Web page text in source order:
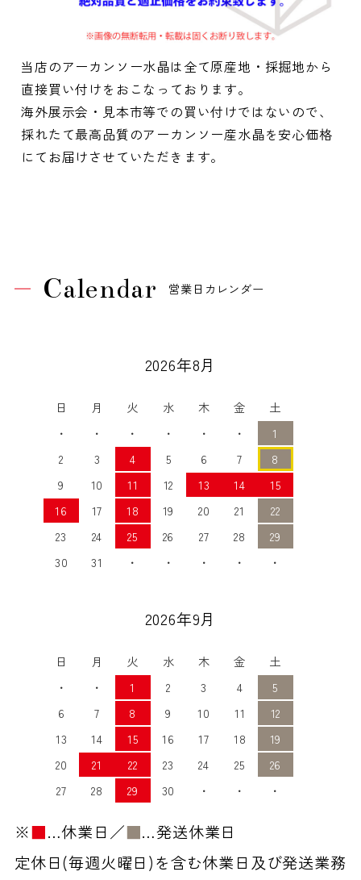
当店のアーカンソー水晶は全て原産地・採掘地から
直接買い付けをおこなっております。
海外展示会・見本市等での買い付けではないので、
採れたて最高品質のアーカンソー産水晶を安心価格
にてお届けさせていただきます。
Calendar 営業日カレンダー
2026年8月
日 月 火 水 木 金
土
・
・ ・ ・ ・ ・
1
2
3 4 5 6 7
8
9
10 11 12 13 14
15
16
17 18 19 20 21
22
23
24 25 26 27 28
29
30
31 ・ ・ ・ ・ ・
2026年9月
日 月 火 水 木 金
土
・
・ 1 2 3 4
5
6
7 8 9 10 11
12
13
14 15 16 17 18
19
20
21 22 23 24 25
26
27
28 29 30 ・ ・ ・
※■…休業日／■…発送休業日
定休日(毎週火曜日)を含む休業日及び発送業務